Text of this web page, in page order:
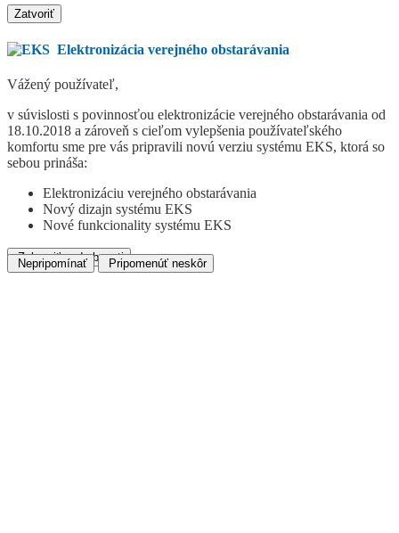
Zatvoriť
Elektronizácia verejného obstarávania
Vážený používateľ,
v súvislosti s povinnosťou elektronizácie verejného obstarávania od
18.10.2018 a zároveň s cieľom vylepšenia používateľského
komfortu sme pre vás pripravili novú verziu systému EKS, ktorá so
sebou prináša:
Elektronizáciu verejného obstarávania
Nový dizajn systému EKS
Nové funkcionality systému EKS
Zobraziť podrobnosti
Nepripomínať Pripomenúť neskôr